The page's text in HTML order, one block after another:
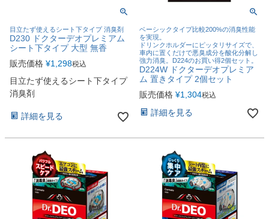
目立たず使えるシート下タイプ 消臭剤
D230 ドクターデオプレミアム
シート下タイプ 大型 無香
販売価格 ¥1,298税込
目立たず使えるシート下タイプ
消臭剤
詳細を見る
ベーシックタイプ比較200%の消臭性能
を実現。
ドリンクホルダーにピッタリサイズで、
車内に置くだけで悪臭成分を酸化分解し
強力消臭。D224のお買い得2個セット。
D224W ドクターデオプレミア
ム 置きタイプ 2個セット
販売価格 ¥1,304税込
詳細を見る